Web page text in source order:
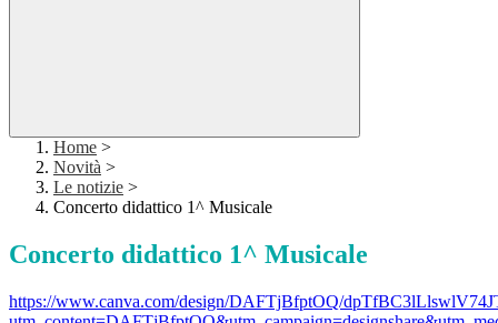
Home >
Novità >
Le notizie >
Concerto didattico 1^ Musicale
Concerto didattico 1^ Musicale
https://www.canva.com/design/DAFTjBfptOQ/